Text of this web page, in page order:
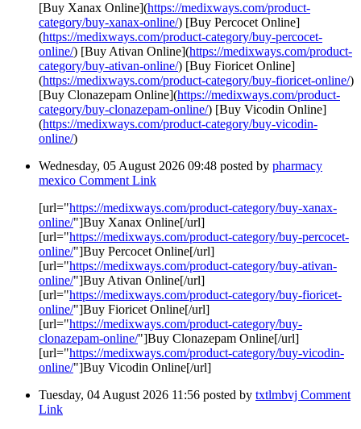
[Buy Xanax Online](https://medixways.com/product-
category/buy-xanax-online/) [Buy Percocet Online]
(https://medixways.com/product-category/buy-percocet-
online/) [Buy Ativan Online](https://medixways.com/product-
category/buy-ativan-online/) [Buy Fioricet Online]
(https://medixways.com/product-category/buy-fioricet-online/)
[Buy Clonazepam Online](https://medixways.com/product-
category/buy-clonazepam-online/) [Buy Vicodin Online]
(https://medixways.com/product-category/buy-vicodin-
online/)
Wednesday, 05 August 2026 09:48 posted by pharmacy
mexico Comment Link
[url="https://medixways.com/product-category/buy-xanax-
online/"]Buy Xanax Online[/url]
[url="https://medixways.com/product-category/buy-percocet-
online/"]Buy Percocet Online[/url]
[url="https://medixways.com/product-category/buy-ativan-
online/"]Buy Ativan Online[/url]
[url="https://medixways.com/product-category/buy-fioricet-
online/"]Buy Fioricet Online[/url]
[url="https://medixways.com/product-category/buy-
clonazepam-online/"]Buy Clonazepam Online[/url]
[url="https://medixways.com/product-category/buy-vicodin-
online/"]Buy Vicodin Online[/url]
Tuesday, 04 August 2026 11:56 posted by txtlmbvj Comment
Link